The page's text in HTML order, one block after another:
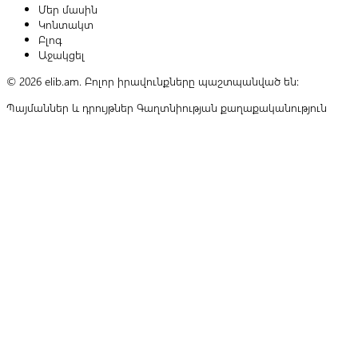
Մեր մասին
Կոնտակտ
Բլոգ
Աջակցել
© 2026 elib.am. Բոլոր իրավունքները պաշտպանված են:
Պայմաններ և դրույթներ Գաղտնիության քաղաքականություն